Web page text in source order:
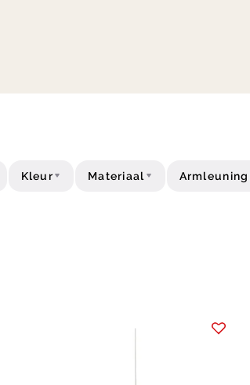
Kleur Materiaal Armleuning